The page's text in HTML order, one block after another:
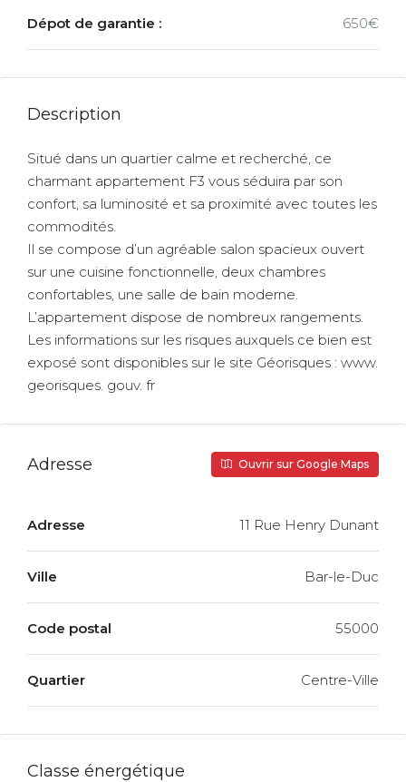
Dépot de garantie : 650€
Description
Situé dans un quartier calme et recherché, ce
charmant appartement F3 vous séduira par son
confort, sa luminosité et sa proximité avec toutes les
commodités.
Il se compose d’un agréable salon spacieux ouvert
sur une cuisine fonctionnelle, deux chambres
confortables, une salle de bain moderne.
L’appartement dispose de nombreux rangements.
Les informations sur les risques auxquels ce bien est
exposé sont disponibles sur le site Géorisques : www.
georisques. gouv. fr
Adresse Ouvrir sur Google Maps
Adresse 11 Rue Henry Dunant
Ville Bar-le-Duc
Code postal 55000
Quartier Centre-Ville
Classe énergétique